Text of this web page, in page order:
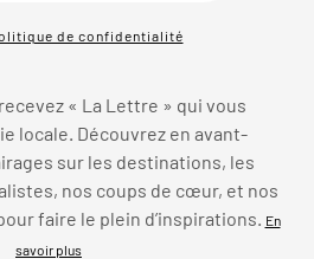
de confidentialité
« La Lettre » qui vous
locale. Découvrez en avant-
sur les destinations, les
nos coups de cœur, et nos
faire le plein d’inspirations.
En
savoir plus